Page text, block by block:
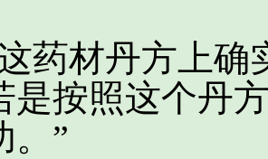
材丹方上确
是按照这个丹
。”